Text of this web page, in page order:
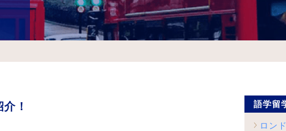
！ 語学留
ロン